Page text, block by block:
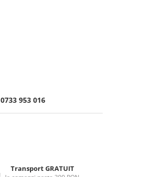
0733 953 016
Transport GRATUIT